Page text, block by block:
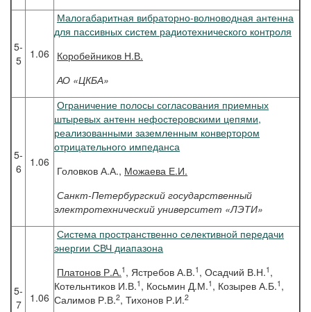
5-
5
1.06
Малогабаритная вибраторно-волноводная антенна
для пассивных систем радиотехнического контроля
Коробейников Н.В.
АО «ЦКБА»
5-
6
1.06
Ограничение полосы согласования приемных
штыревых антенн нефостеровскими цепями,
реализованными заземленным конвертором
отрицательного импеданса
Головков А.А., Можаева Е.И.
Санкт-Петербургский государственный
электротехнический университет «ЛЭТИ»
5-
7
1.06
Система пространственно селективной передачи
энергии СВЧ диапазона
Платонов Р.А.1 , Ястребов А.В.1 , Осадчий В.Н.1 ,
Котельнтиков И.В.1 , Косьмин Д.М.1 , Козырев А.Б.1 ,
Салимов Р.В.2, Тихонов Р.И.2